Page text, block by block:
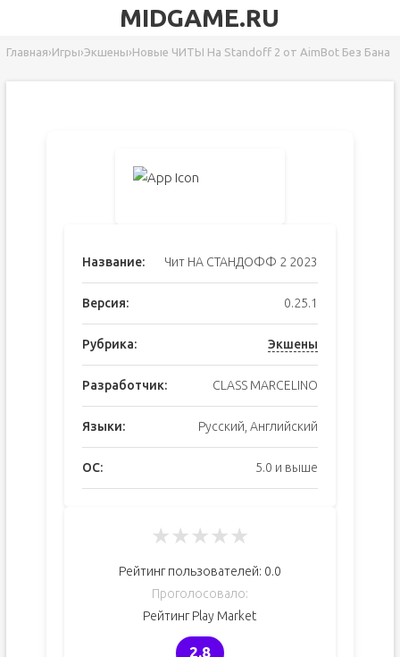
MIDGAME.RU
Главная›Игры›Экшены›Новые ЧИТЫ На Standoff 2 от AimBot Без Бана
Название: Чит НА СТАНДОФФ 2 2023
Версия: 0.25.1
Рубрика: Экшены
Разработчик: CLASS MARCELINO
Языки: Русский, Английский
ОС: 5.0 и выше
★★★★★
Рейтинг пользователей: 0.0
Проголосовало:
Рейтинг Play Market
2.8